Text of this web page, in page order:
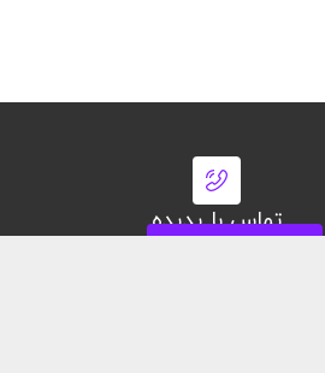
تماس با پدیده